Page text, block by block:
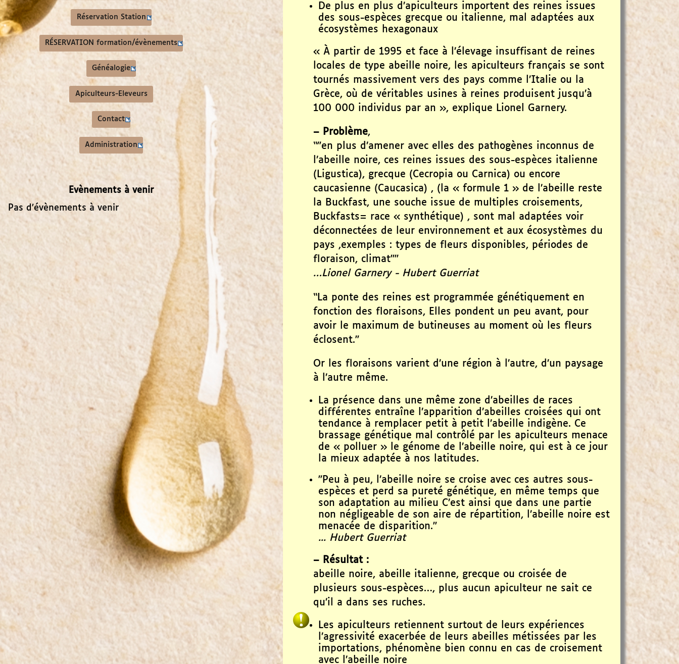
De plus en plus d’apiculteurs importent des reines issues
des sous-espèces grecque ou italienne, mal adaptées aux
écosystèmes hexagonaux
« À partir de 1995 et face à l’élevage insuffisant de reines
locales de type abeille noire, les apiculteurs français se sont
tournés massivement vers des pays comme l’Italie ou la
Grèce, où de véritables usines à reines produisent jusqu’à
100 000 individus par an », explique Lionel Garnery.
– Problème,
“"en plus d’amener avec elles des pathogènes inconnus de
l’abeille noire, ces reines issues des sous-espèces italienne
(Ligustica), grecque (Cecropia ou Carnica) ou encore
caucasienne (Caucasica) , (la « formule 1 » de l’abeille reste
la Buckfast, une souche issue de multiples croisements,
Buckfasts= race « synthétique) , sont mal adaptées voir
déconnectées de leur environnement et aux écosystèmes du
pays ,exemples : types de fleurs disponibles, périodes de
floraison, climat"”
…Lionel Garnery - Hubert Guerriat
“La ponte des reines est programmée génétiquement en
fonction des floraisons, Elles pondent un peu avant, pour
avoir le maximum de butineuses au moment où les fleurs
éclosent.”
Or les floraisons varient d’une région à l’autre, d’un paysage
à l’autre même.
La présence dans une même zone d’abeilles de races
différentes entraîne l’apparition d’abeilles croisées qui ont
tendance à remplacer petit à petit l’abeille indigène. Ce
brassage génétique mal contrôlé par les apiculteurs menace
de « polluer » le génome de l’abeille noire, qui est à ce jour
la mieux adaptée à nos latitudes.
"Peu à peu, l’abeille noire se croise avec ces autres sous-
espèces et perd sa pureté génétique, en même temps que
son adaptation au milieu C’est ainsi que dans une partie
non négligeable de son aire de répartition, l’abeille noire est
menacée de disparition."
... Hubert Guerriat
–
Résultat :
abeille noire, abeille italienne, grecque ou croisée de
plusieurs sous-espèces…, plus aucun apiculteur ne sait ce
qu’il a dans ses ruches.
Les apiculteurs retiennent surtout de leurs expériences
l’agressivité exacerbée de leurs abeilles métissées par les
importations, phénomène bien connu en cas de croisement
avec l’abeille noire
Réservation Station
RÉSERVATION formation/évènements
Généalogie
Apiculteurs-Eleveurs
Contact
Administration
Evènements à venir
Pas d’évènements à venir